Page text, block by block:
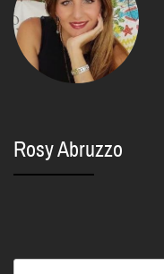
Rosy Abruzzo